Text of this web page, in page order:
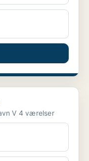
Lejlighed til salg på 1799 København V 4 værelser